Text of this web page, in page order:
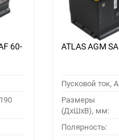
60-
ATLAS AGM
Пусковой ток,
Размеры
(ДхШхВ), мм:
Полярность: